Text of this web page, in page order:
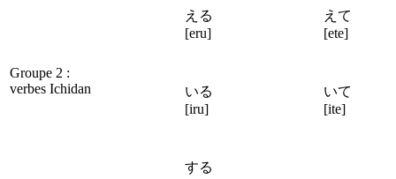
Groupe 2 :
verbes Ichidan
える
[eru]
えて
[ete]
いる
[iru]
いて
[ite]
する